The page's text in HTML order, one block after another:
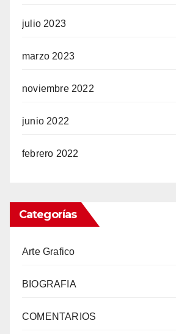
julio 2023
marzo 2023
noviembre 2022
junio 2022
febrero 2022
Categorías
Arte Grafico
BIOGRAFIA
COMENTARIOS